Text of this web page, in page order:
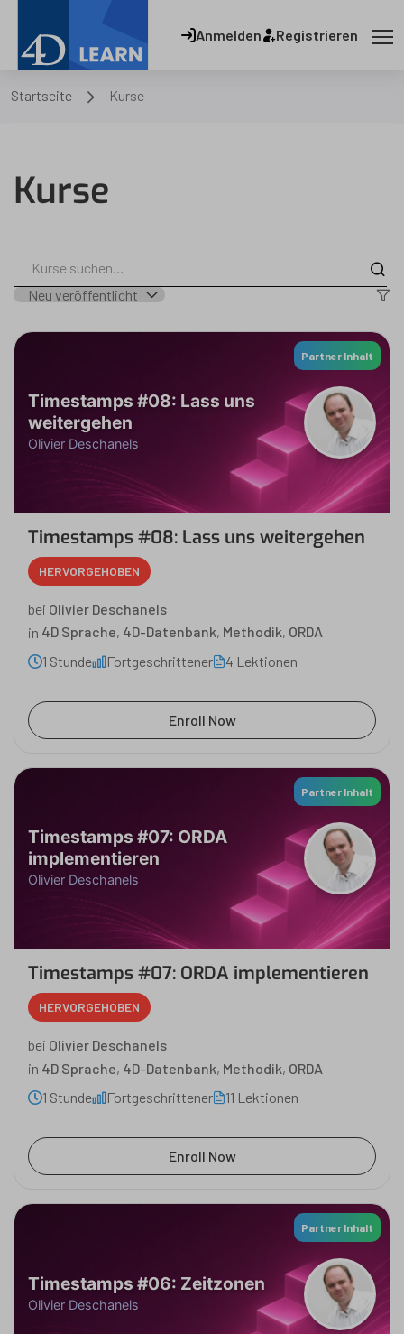
Anmelden Registrieren
Startseite Kurse
Kurse
Partner Inhalt
Timestamps #08: Lass uns
weitergehen
Olivier Deschanels
Timestamps #08: Lass uns weitergehen
HERVORGEHOBEN
bei Olivier Deschanels
in 4D Sprache, 4D-Datenbank, Methodik, ORDA
1 Stunde
Fortgeschrittener 4 Lektionen
Enroll Now
Partner Inhalt
Timestamps #07: ORDA
implementieren
Olivier Deschanels
Timestamps #07: ORDA implementieren
HERVORGEHOBEN
bei Olivier Deschanels
in 4D Sprache, 4D-Datenbank, Methodik, ORDA
1 Stunde
Fortgeschrittener 11 Lektionen
Enroll Now
Partner Inhalt
Timestamps #06: Zeitzonen
Olivier Deschanels